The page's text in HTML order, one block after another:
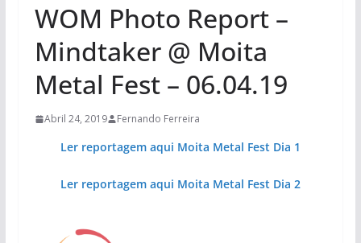
WOM Photo Report –
Mindtaker @ Moita
Metal Fest – 06.04.19
Abril 24, 2019 Fernando Ferreira
Ler reportagem aqui Moita Metal Fest Dia 1
Ler reportagem aqui Moita Metal Fest Dia 2